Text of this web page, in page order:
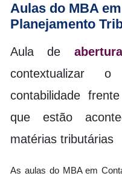
Aulas do MBA
Planejamento
Aula de abertura
contextualizar
contabilidade
que estão
matérias tributárias
As aulas do MBA em